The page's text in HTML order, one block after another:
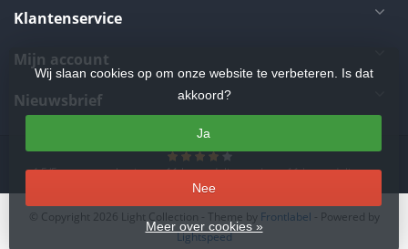
Klantenservice
Mijn account
Nieuwsbrief
4.5/5sterren op basis van11beoordelingen.Lees 11 beoordelingen
Wij slaan cookies op om onze website te verbeteren. Is dat
akkoord?
Ja
Nee
Meer over cookies »
© Copyright 2026 Light Collection - Theme by Frontlabel - Powered by
Lightspeed